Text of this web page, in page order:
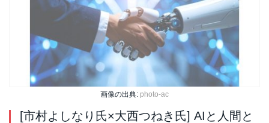
画像の出典: photo-ac
[市村よしなり氏×大西つねき氏] AIと人間と